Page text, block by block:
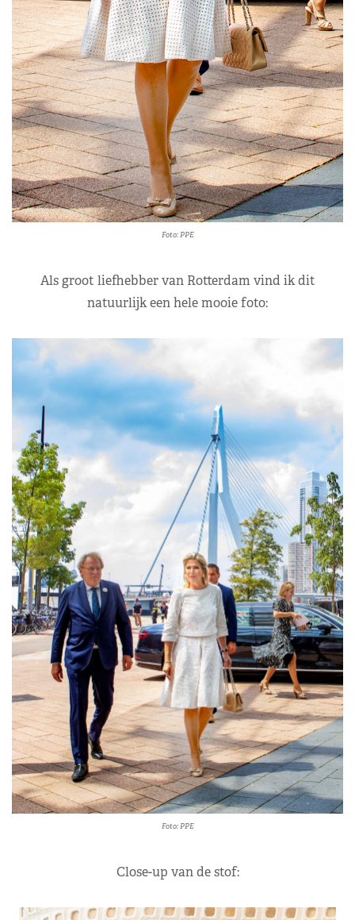
Foto: PPE
Als groot liefhebber van Rotterdam vind ik dit
natuurlijk een hele mooie foto:
Foto: PPE
Close-up van de stof: